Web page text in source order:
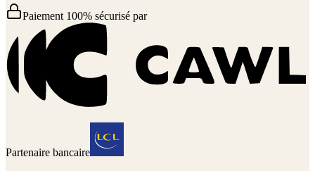
Paiement 100% sécurisé par
Partenaire bancaire